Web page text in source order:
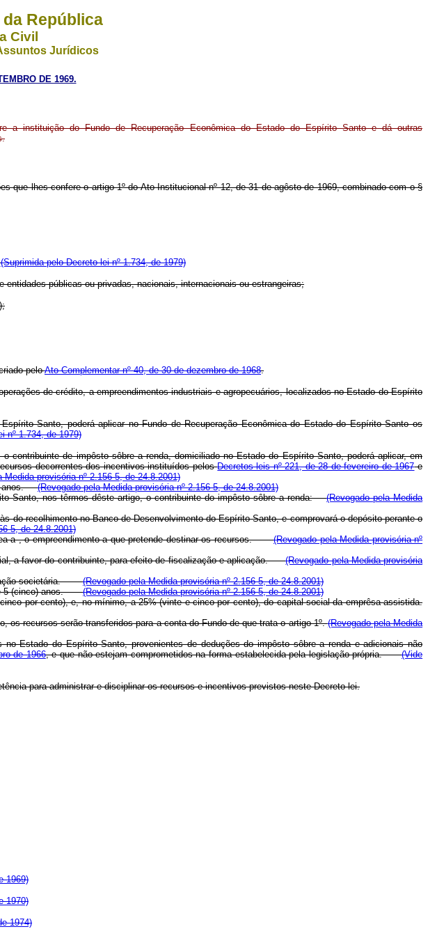
República
Civil
Jurídicos
DE 1969.
a instituição do Fundo de Recuperação Econômica do Estado do Espírito Santo e dá outras
que lhes confere o artigo 1º do Ato Institucional nº 12, de 31 de agôsto de 1969, combinado com o §
(Suprimida pelo Decreto-lei nº 1.734, de 1979)
públicas ou privadas, nacionais, internacionais ou estrangeiras;
peloAto Complementar nº 40, de 30 de dezembro de 1968.
de crédito, a empreendimentos industriais e agropecuários, localizados no Estado do Espírito
Santo, poderá aplicar no Fundo de Recuperação Econômica do Estado do Espírito Santo os
nº 1.734, de 1979)
de impôsto sôbre a renda, domiciliado no Estado do Espírito Santo, poderá aplicar, em
decorrentes dos incentivos instituídos pelosDecretos-leis nº 221, de 28 de fevereiro de 1967e
Medida provisória nº 2.156-5, de 24.8.2001)
anos.(Revogado pela Medida provisória nº 2.156-5, de 24.8.2001)
Santo, nos têrmos dêste artigo, o contribuinte do impôsto sôbre a renda:(Revogado pela Medida
recolhimento no Banco de Desenvolvimento do Espírito Santo, e comprovará o depósito perante o
5, de 24.8.2001)
a , o empreendimento a que pretende destinar os recursos.(Revogado pela Medida provisória nº
a favor do contribuinte, para efeito de fiscalização e aplicação.(Revogado pela Medida provisória
societária.(Revogado pela Medida provisória nº 2.156-5, de 24.8.2001)
de 5 (cinco) anos.(Revogado pela Medida provisória nº 2.156-5, de 24.8.2001)
por cento), e, no mínimo, a 25% (vinte e cinco por cento), do capital social da emprêsa assistida.
recursos serão transferidos para a conta do Fundo de que trata o artigo 1º.(Revogado pela Medida
Estado do Espírito Santo, provenientes de deduções do impôsto sôbre a renda e adicionais não
de 1966, e que não estejam comprometidos na forma estabelecida pela legislação própria.(Vide
para administrar e disciplinar os recursos e incentivos previstos neste Decreto-lei.
1969)
1970)
1974)